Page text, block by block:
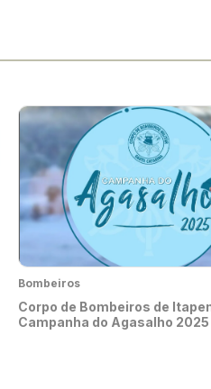
Bombeiros
Corpo de Bombeiros de
Campanha do Agasalho 2025